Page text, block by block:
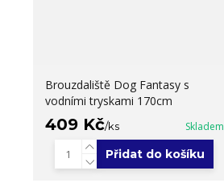
Brouzdaliště Dog Fantasy s
vodními tryskami 170cm
409 Kč/ks Skladem
Přidat do košíku